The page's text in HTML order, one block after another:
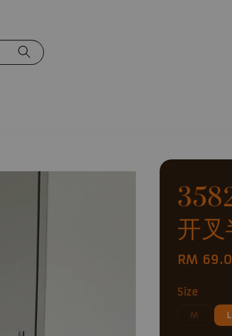
开
Regular
RM
Size
M L